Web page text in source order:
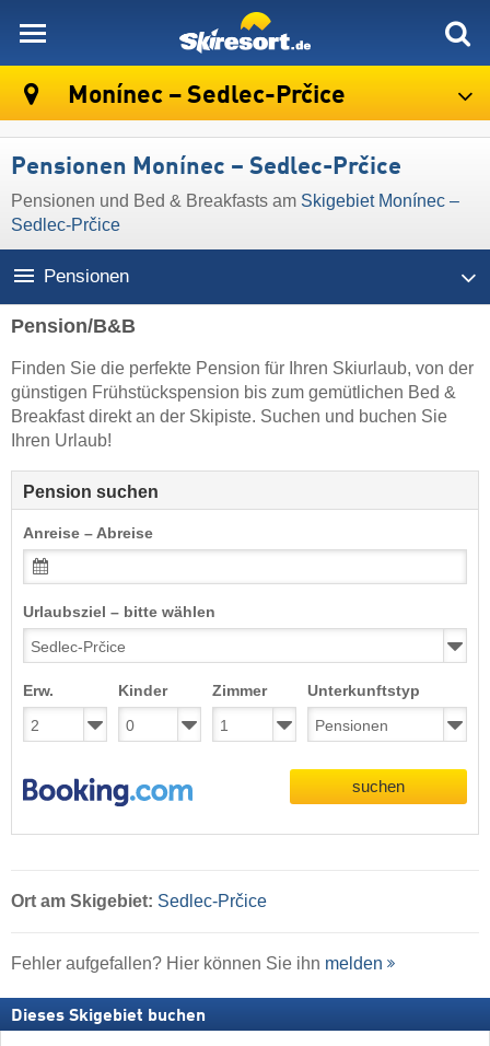
Monínec – Sedlec-Prčice
Pensionen Monínec – Sedlec-Prčice
Pensionen und Bed & Breakfasts am Skigebiet Monínec –
Sedlec-Prčice
Pensionen
Pension/B&B
Finden Sie die perfekte Pension für Ihren Skiurlaub, von der
günstigen Frühstückspension bis zum gemütlichen Bed &
Breakfast direkt an der Skipiste. Suchen und buchen Sie
Ihren Urlaub!
Pension suchen
Anreise – Abreise
Urlaubsziel – bitte wählen
Erw. Kinder Zimmer Unterkunftstyp
suchen
Ort am Skigebiet: Sedlec-Prčice
Fehler aufgefallen? Hier können Sie ihn melden
Dieses Skigebiet buchen